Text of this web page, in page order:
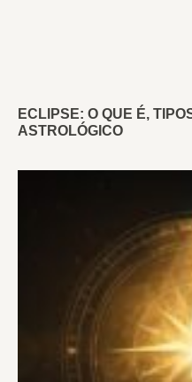
ECLIPSE: O QUE É,
ASTROLÓGICO